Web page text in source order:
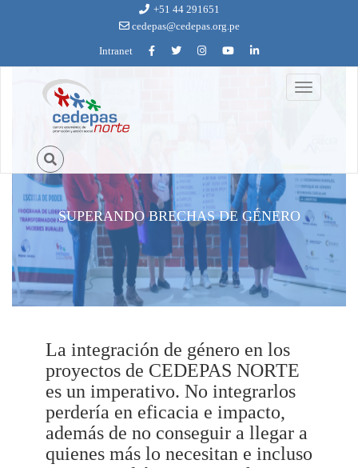
+51 44 291651
cedepas@cedepas.org.pe
Intranet
Toggle
navigation
SUPERANDO BRECHAS DE GÉNERO
La integración de género en los
proyectos de CEDEPAS NORTE
es un imperativo. No integrarlos
perdería en eficacia e impacto,
además de no conseguir a llegar a
quienes más lo necesitan e incluso